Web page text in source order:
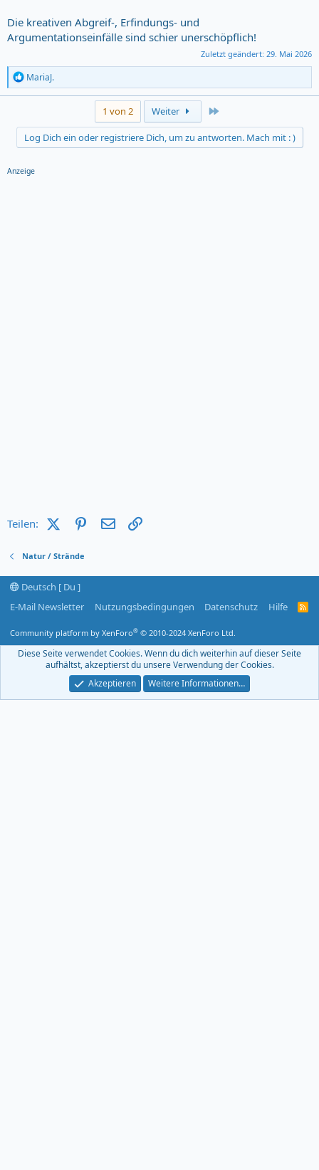
Die kreativen Abgreif-, Erfindungs- und
Argumentationseinfälle sind schier unerschöpflich!
Zuletzt geändert: 29. Mai 2026
R
e
a
i
o
s
:
MariaJ.
1 von 2 Weiter
Log Dich ein oder registriere Dich, um zu antworten. Mach mit : )
Anzeige
Teilen: X (Twitter)PinterestE-Mail
Natur / Strände
Deutsch [ Du ]
E-Mail Newsletter
Nutzungsbedingungen Datenschutz Hilfe
R
F
Community platform by XenForo® © 2010-2024 XenForo Ltd.
Diese Seite verwendet Cookies. Wenn du dich weiterhin auf dieser Seite
aufhältst, akzeptierst du unsere Verwendung der Cookies.
Akzeptieren
Weitere Informationen…